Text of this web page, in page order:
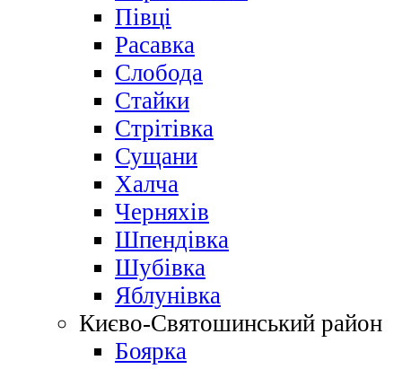
Півці
Расавка
Слобода
Стайки
Стрітівка
Сущани
Халча
Черняхів
Шпендівка
Шубівка
Яблунівка
Києво-Святошинський район
Боярка